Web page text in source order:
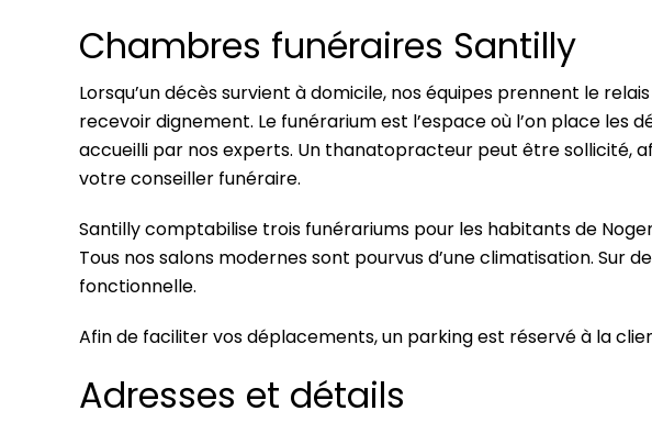
Chambres funéraires Santilly
Lorsqu’un décès survient à domicile, nos équipes prennent le
recevoir dignement. Le funérarium est l’espace où l’on place les
accueilli par nos experts. Un thanatopracteur peut être sollicité,
votre conseiller funéraire.
Santilly comptabilise trois funérariums pour les habitants de
Tous nos salons modernes sont pourvus d’une climatisation. Sur
fonctionnelle.
Afin de faciliter vos déplacements, un parking est réservé à la
Adresses et détails